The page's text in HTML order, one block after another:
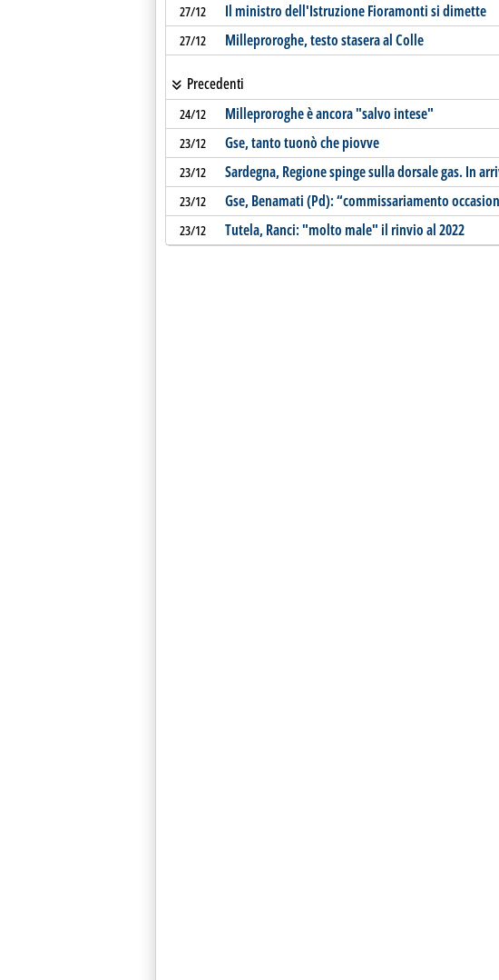
27/12 Il ministro dell'Istruzione Fioramonti si dimette
27/12 Milleproroghe, testo stasera al Colle
Precedenti
24/12 Milleproroghe è ancora "salvo intese"
23/12 Gse, tanto tuonò che piovve
23/12 Sardegna, Regione spinge sulla dorsale gas. In
23/12 Gse, Benamati (Pd): “commissariamento
23/12 Tutela, Ranci: "molto male" il rinvio al 2022